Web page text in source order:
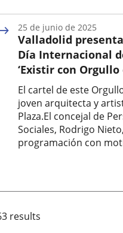
la
noticia
Valladolid
Día Internacional
‘Existir con Orgullo
El cartel de este
joven arquitecta y
Plaza.El concejal de
Sociales, Rodrigo
programación con
noticia
25 de junio de 2025
results